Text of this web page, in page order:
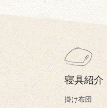
寝具紹介
掛け布団